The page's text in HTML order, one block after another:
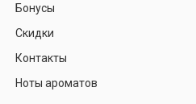
Бонусы
Скидки
Контакты
Ноты ароматов